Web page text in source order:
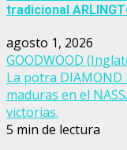
tradicional
agosto 1, 2026
GOODWOOD
La potra DIAMOND
maduras en el
victorias.
5 min de lectura